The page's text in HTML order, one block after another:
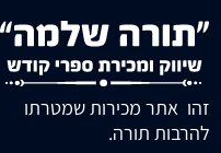
זהו אתר מכירות שמטרתו
להרבות תורה.